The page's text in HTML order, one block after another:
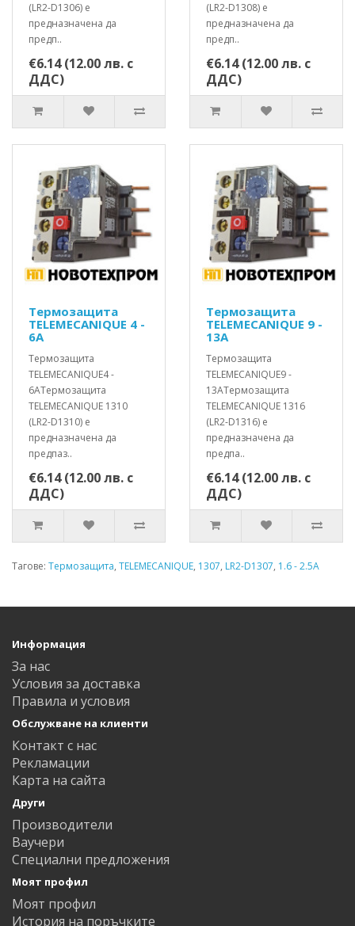
(LR2-D1306) е
предназначенa да
предп..
€6.14 (12.00 лв. с
ДДС)
(LR2-D1308) е
предназначенa да
предп..
€6.14 (12.00 лв. с
ДДС)
Термозащита
TELEMECANIQUE 4 -
6A
Термозащита
TELEMECANIQUE4 -
6AТермозащита
TELEMECANIQUE 1310
(LR2-D1310) е
предназначенa да
предпаз..
€6.14 (12.00 лв. с
ДДС)
Термозащита
TELEMECANIQUE 9 -
13A
Термозащита
TELEMECANIQUE9 -
13AТермозащита
TELEMECANIQUE 1316
(LR2-D1316) е
предназначенa да
предпа..
€6.14 (12.00 лв. с
ДДС)
Тагове: Термозащита, TELEMECANIQUE, 1307, LR2-D1307, 1.6 - 2.5A
Информация
За нас
Условия за доставка
Правила и условия
Обслужване на клиенти
Контакт с нас
Рекламации
Карта на сайта
Други
Производители
Ваучери
Специални предложения
Моят профил
Моят профил
История на поръчките